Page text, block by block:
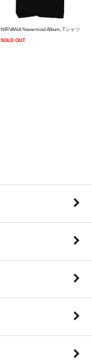
NIRVANA Nevermind Album, Tシャツ
SOLD OUT